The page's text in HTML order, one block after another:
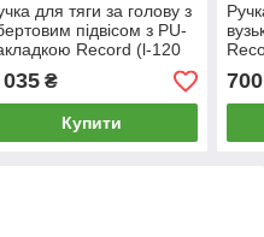
для тяги за голову з
підвісом з PU-
Record (l-120
PLB-4813
035₴
Купити
700